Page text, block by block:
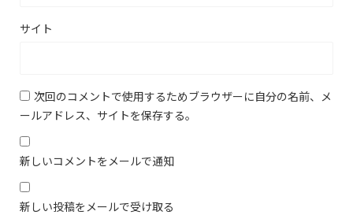
サイト
次回のコメントで使用するためブラウザーに自分の名前、メ
ールアドレス、サイトを保存する。
新しいコメントをメールで通知
新しい投稿をメールで受け取る